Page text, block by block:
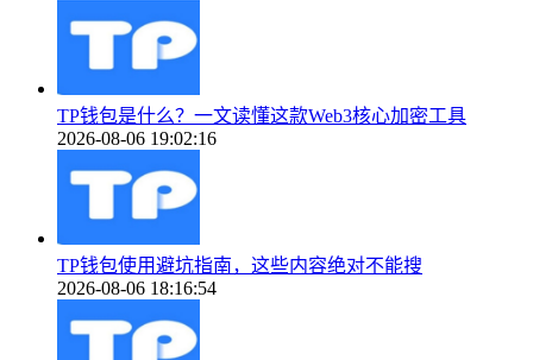
TP钱包是什么？一文读懂这款Web3核心加密工具
2026-08-06 19:02:16
TP钱包使用避坑指南，这些内容绝对不能搜
2026-08-06 18:16:54